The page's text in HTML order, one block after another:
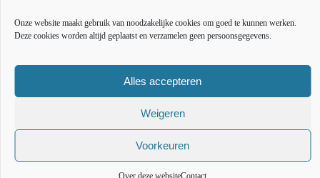
Onze website maakt gebruik van noodzakelijke cookies om goed te kunnen werken.
Deze cookies worden altijd geplaatst en verzamelen geen persoonsgegevens.
Alles accepteren
Weigeren
Voorkeuren
Over deze websiteContact
Over ons
Bestuur en organisatie
Open data
Toegankelijkheidsverklaring
Webarchief
The